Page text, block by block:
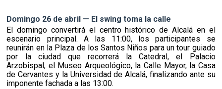
Domingo 26 de abril — El swing toma la calle
El domingo convertirá el centro histórico de Alcalá en el
escenario principal. A las 11:00, los participantes se
reunirán en la Plaza de los Santos Niños para un tour guiado
por la ciudad que recorrerá la Catedral, el Palacio
Arzobispal, el Museo Arqueológico, la Calle Mayor, la Casa
de Cervantes y la Universidad de Alcalá, finalizando ante su
imponente fachada a las 13:00.